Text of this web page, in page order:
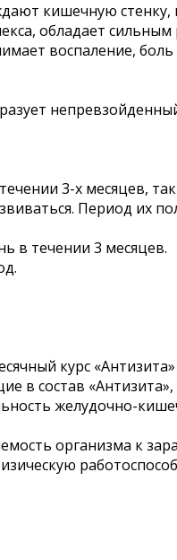
кишечную
обладает
воспаление, боль
3-х месяцев,
Период их
в течении 3 месяцев.
курс
в состав
желудочно-
организма к